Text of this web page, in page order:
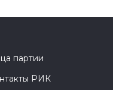
партии
РИК